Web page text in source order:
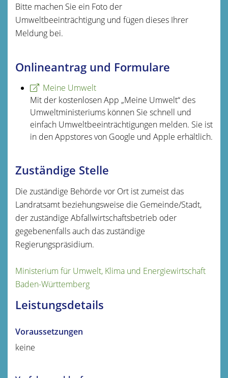
Bitte machen Sie ein Foto der
Umweltbeeinträchtigung und fügen dieses Ihrer
Meldung bei.
Onlineantrag und Formulare
Meine Umwelt
Mit der kostenlosen App „Meine Umwelt“ des
Umweltministeriums können Sie schnell und
einfach Umweltbeeinträchtigungen melden. Sie ist
in den Appstores von Google und Apple erhältlich.
Zuständige Stelle
Die zuständige Behörde vor Ort ist zumeist das
Landratsamt beziehungsweise die Gemeinde/Stadt,
der zuständige Abfallwirtschaftsbetrieb oder
gegebenenfalls auch das zuständige
Regierungspräsidium.
Ministerium für Umwelt, Klima und Energiewirtschaft
Baden-Württemberg
Leistungsdetails
Voraussetzungen
keine